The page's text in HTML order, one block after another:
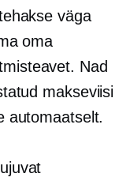
väga
oma
Nad
makseviisi
automaatselt.